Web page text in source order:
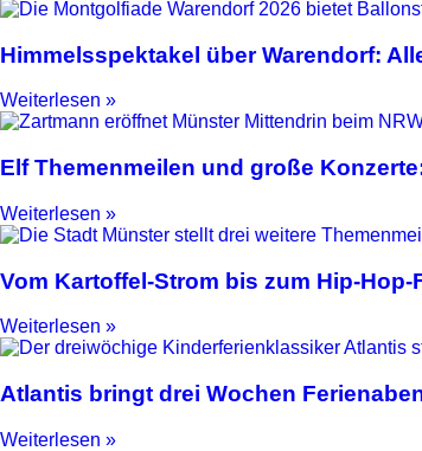
Himmelsspektakel über Warendorf:
Weiterlesen »
Elf Themenmeilen und große
Weiterlesen »
Vom Kartoffel-Strom bis zum Hip-Hop-
Weiterlesen »
Atlantis bringt drei Wochen
Weiterlesen »